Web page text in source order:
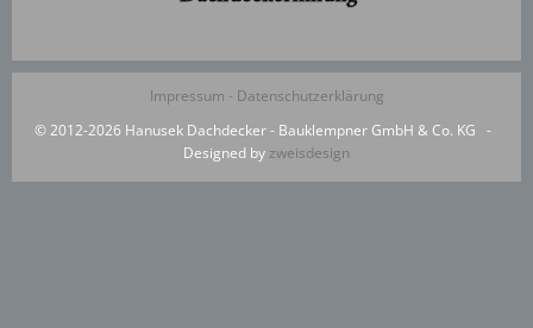
Impressum - Datenschutzerklärung
© 2012-2026 Hanusek Dachdecker - Bauklempner GmbH & Co. KG -
Designed byzweisdesign